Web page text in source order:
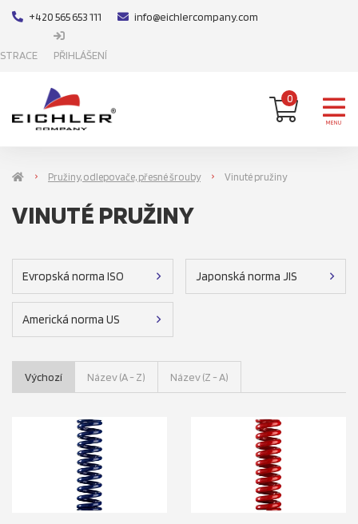
+420 565 653 111 info@eichlercompany.com
PŘIHLÁŠENÍ
0
MENU
Pružiny, odlepovače, přesné šrouby Vinuté pružiny
VINUTÉ PRUŽINY
Evropská norma ISO Japonská norma JIS
Americká norma US
Výchozí Název (A - Z) Název (Z - A)